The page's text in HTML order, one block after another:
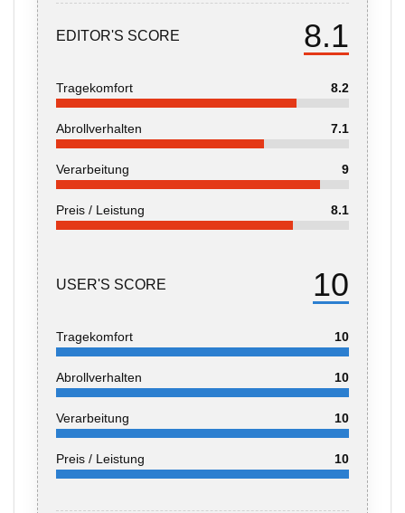
8.1
EDITOR'S SCORE
Tragekomfort 8.2
Abrollverhalten 7.1
Verarbeitung 9
Preis / Leistung 8.1
10
USER'S SCORE
Tragekomfort 10
Abrollverhalten 10
Verarbeitung 10
Preis / Leistung 10